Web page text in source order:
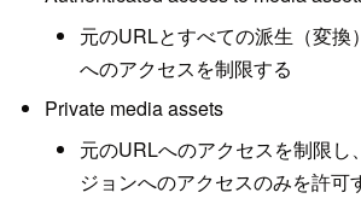
元のURLとすべての派生（変換
へのアクセスを制限する
Private media assets
元のURLへのアクセスを制限し
ジョンへのアクセスのみを許可